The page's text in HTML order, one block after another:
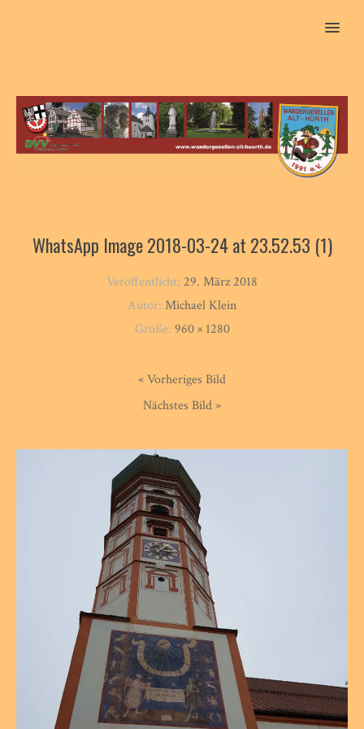
MENU
WhatsApp Image 2018-03-24 at 23.52.53 (1)
Veröffentlicht: 29. März 2018
Autor: Michael Klein
Größe: 960 × 1280
« Vorheriges Bild
Nächstes Bild »